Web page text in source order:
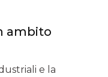
ambito
e la